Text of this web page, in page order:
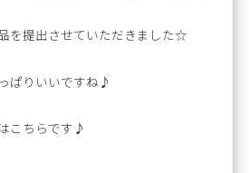
を提出させていただきました☆
ぱりいいですね♪
こちらです♪